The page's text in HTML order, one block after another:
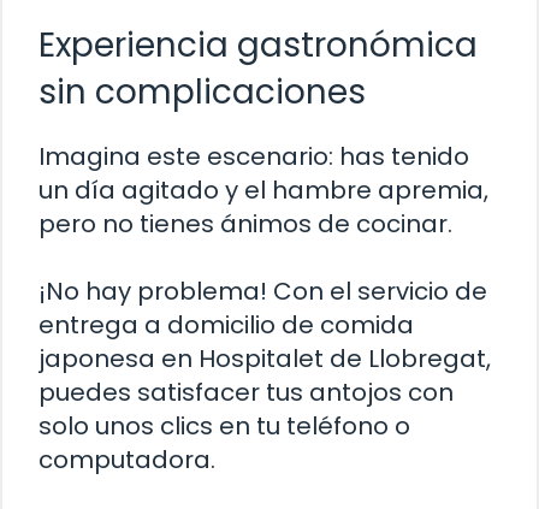
Experiencia gastronómica
sin complicaciones
Imagina este escenario: has tenido
un día agitado y el hambre apremia,
pero no tienes ánimos de cocinar.
¡No hay problema! Con el servicio de
entrega a domicilio de comida
japonesa en Hospitalet de Llobregat,
puedes satisfacer tus antojos con
solo unos clics en tu teléfono o
computadora.